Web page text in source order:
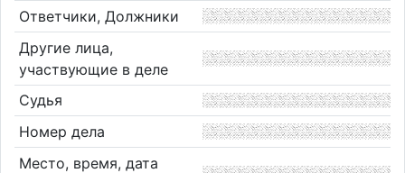
Ответчики, Должники
Другие лица,
участвующие в деле
Судья
Номер дела
Место, время, дата